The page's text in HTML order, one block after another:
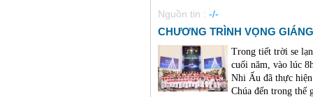
Nguồn tin : -/-
CHƯƠNG TRÌNH VỌNG
Trong tiết trời se
cuối năm, vào lúc
Nhi Ấu đã thực
Chúa đến trong thế